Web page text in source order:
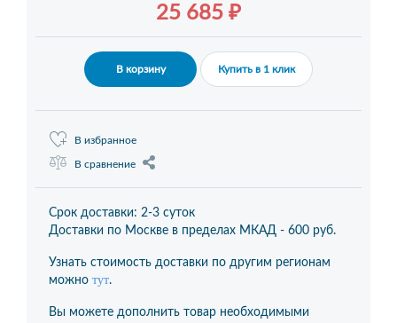
25 685 ₽
В корзину Купить в 1 клик
В избранное
В сравнение
Срок доставки: 2-3 суток
Доставки по Москве в пределах МКАД - 600 руб.
Узнать стоимость доставки по другим регионам
можно тут.
Вы можете дополнить товар необходимыми